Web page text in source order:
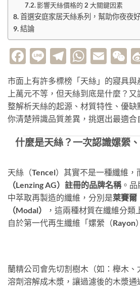
影響天絲價格的 2 大關鍵因素
首選安庭家居天絲系列，幫助你夜夜好
結論
Facebook
LineTelegram
市面上有許多標榜「天絲」的寢具與
上萬元不等，但天絲到底是什麼？
整解析天絲的起源、材質特性、優
你清楚辨識品質差異，挑選出最適合
什麼是天絲？一次認識嫘縈
天絲（Tencel）其實不是一種纖維，
（Lenzing AG）註冊的品牌名稱。品
中萃取再製造的纖維，分別是萊賽爾
（Modal）
，這兩種材質在纖維分
自於第一代再生纖維「嫘縈（Rayon
蘭精公司會先切割樹木（如：櫸木
溶劑溶解成木漿，讓過濾後的木漿通